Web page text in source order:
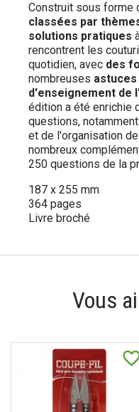
Construit sous forme
classées par
solutions pratiques
rencontrent les
quotidien, avec des
nombreuses
d'enseignement de
édition a été enrichie
questions,
et de l'organisation
nombreux
250 questions de la
187 x 255 mm
364 pages
Livre broché
Vous